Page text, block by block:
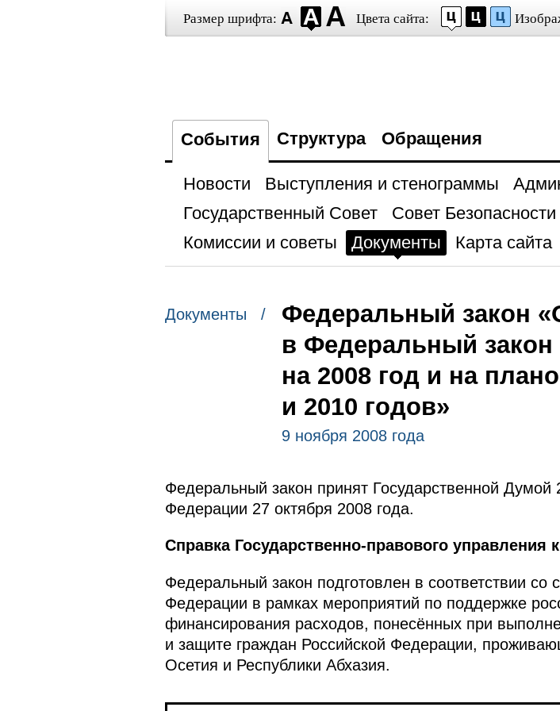
Размер шрифта: Цвета сайта:
События Структура Обращения
Новости Выступления и стенограммы
Государственный Совет
Совет Безопасности
Комиссии и советы
Документы Карта сайта
Документы /
Федеральный закон
в Федеральный
на 2008 год и на
и 2010 годов»
9 ноября 2008 года
Федеральный закон принят Государственной
Федерации 27 октября 2008 года.
Справка Государственно-правового управления
Федеральный закон подготовлен в соответствии со
Федерации в рамках мероприятий по поддержке
финансирования расходов, понесённых при
и защите граждан Российской Федерации,
Осетия и Республики Абхазия.